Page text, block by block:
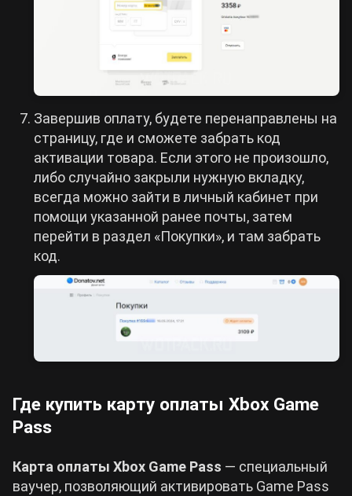
Завершив оплату, будете перенаправлены на
страницу, где и сможете забрать код
активации товара. Если этого не произошло,
либо случайно закрыли нужную вкладку,
всегда можно зайти в личный кабинет при
помощи указанной ранее почты, затем
перейти в раздел «Покупки», и там забрать
код.
Где купить карту оплаты Xbox Game
Pass
Карта оплаты Xbox Game Pass — специальный
ваучер, позволяющий активировать Game Pass